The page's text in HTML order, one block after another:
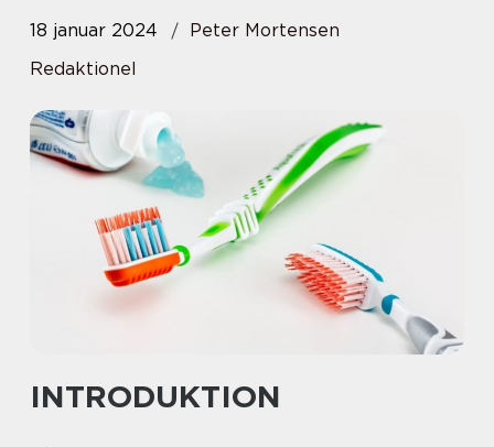
18 januar 2024
Peter Mortensen
Redaktionel
INTRODUKTION